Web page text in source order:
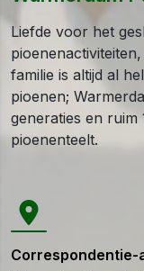
Liefde voor het
familie is altijd al
pioenen;
generaties en ruim
pioenenteelt.
Correspondentie-